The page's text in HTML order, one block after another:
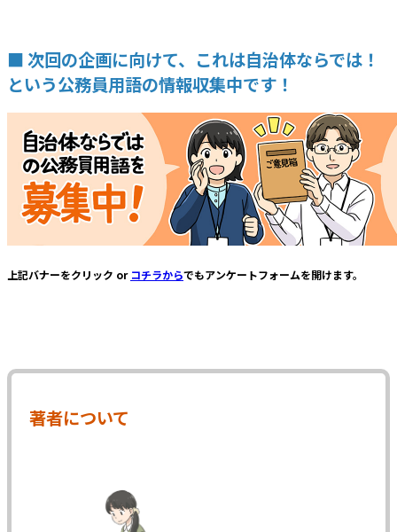
■ 次回の企画に向けて、これは自治体ならでは！
という公務員用語の情報収集中です！
上記バナーをクリック or コチラからでもアンケートフォームを開けます。
著者について